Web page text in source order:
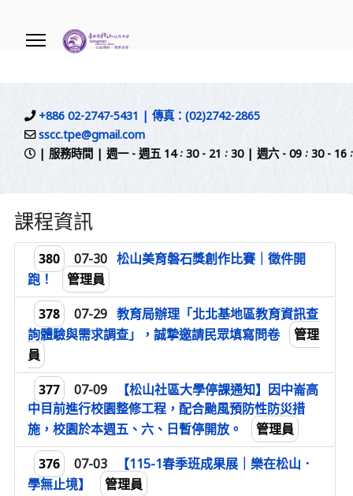
+886 02-2747-5431 | 傳真：(02)2742-2865
sscc.tpe@gmail.com
| 服務時間 | 週一 - 週五 14 : 30 - 21 : 30 | 週六 - 09 : 30 - 16
課程資訊
380 07-30松山美育磐石獎創作比賽｜徵件開
跑！
管理員
378
07-29教育局辦理「北北基地區教育資訊查
詢體驗與需求調查」，誠摯邀請民眾填寫問卷
管理
員
377
07-09
【松山社區大學停課通知】因中崙高
中目前進行校園整修工程，配合颱風預防性防災措
施，校園於本週五、六、日暫停開放。
管理員
376
07-03
【115-1春季班成果展｜樂在松山．
學無止境】
管理員